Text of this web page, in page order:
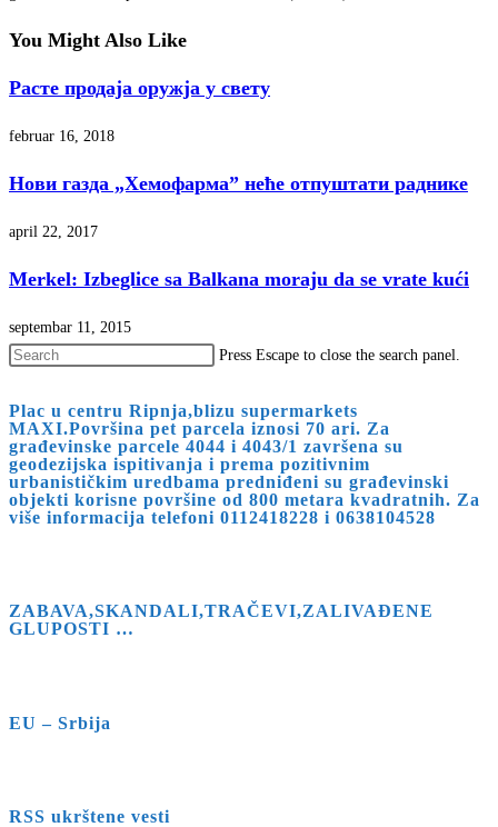
You Might Also Like
Расте продаја оружја у свету
februar 16, 2018
Нови газда „Хемофарма” неће отпуштати раднике
april 22, 2017
Merkel: Izbeglice sa Balkana moraju da se vrate kući
septembar 11, 2015
Press Escape to close the search panel.
Plac u centru Ripnja,blizu supermarkets
MAXI.Površina pet parcela iznosi 70 ari. Za
građevinske parcele 4044 i 4043/1 završena su
geodezijska ispitivanja i prema pozitivnim
urbanističkim uredbama predniđeni su građevinski
objekti korisne površine od 800 metara kvadratnih. Za
više informacija telefoni 0112418228 i 0638104528
ZABAVA,SKANDALI,TRAČEVI,ZALIVAĐENE
GLUPOSTI …
EU – Srbija
RSS ukrštene vesti